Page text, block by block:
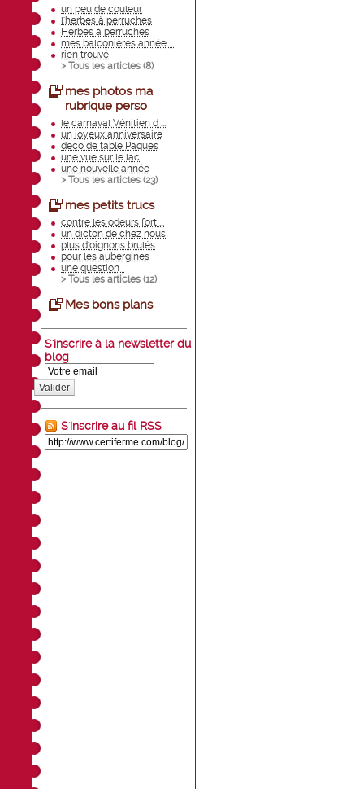
un peu de couleur
l'herbes à perruches
Herbes à perruches
mes balconières année ...
rien trouvé
> Tous les articles (8)
mes photos ma
rubrique perso
le carnaval Vénitien d ...
un joyeux anniversaire
déco de table Pâques
une vue sur le lac
une nouvelle année
> Tous les articles (23)
mes petits trucs
contre les odeurs fort ...
un dicton de chez nous
plus d'oignons brulés
pour les aubergines
une question !
> Tous les articles (12)
Mes bons plans
S'inscrire à la newsletter du
blog
Valider
S'inscrire au fil RSS